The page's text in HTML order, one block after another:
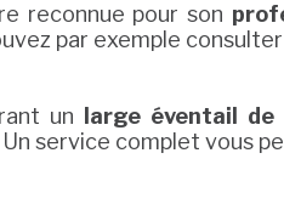
reconnue pour son
par exemple
un large éventail de
service complet vous